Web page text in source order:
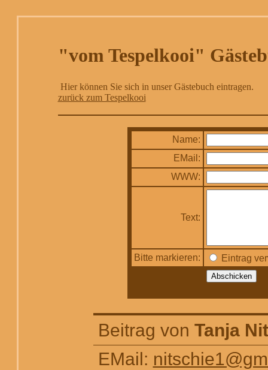
"vom Tespelkooi"
Hier können Sie sich in unser Gästebuch eintragen.
zurück zum Tespelkooi
Name:
EMail:
WWW:
Text:
Bitte markieren: Eintrag
Beitrag von Tanja
EMail: